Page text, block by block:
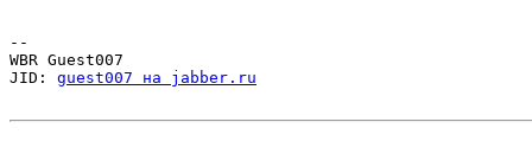
--
WBR Guest007
JID: guest007 на jabber.ru